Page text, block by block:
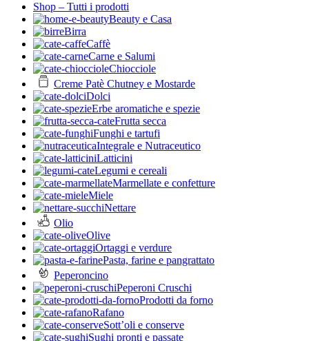
Shop – Tutti i prodotti
Beauty e Casa
Birra
Caffè
Carne e Salumi
Chiocciole
Creme Patè Chutney e Mostarde
Dolci
Erbe aromatiche e spezie
Frutta secca
Funghi e tartufi
Integrale e Nutraceutico
Latticini
Legumi e cereali
Marmellate e confetture
Miele
Nettare
Olio
Olive
Ortaggi e verdure
Pasta, farine e pangrattato
Peperoncino
Peperoni Cruschi
Prodotti da forno
Rafano
Sott’oli e conserve
Sughi pronti e passate